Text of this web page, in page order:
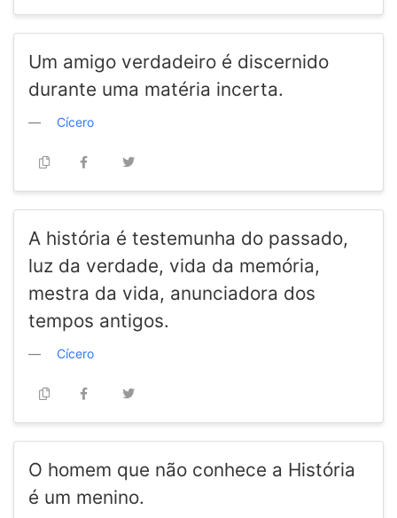
Um amigo verdadeiro é discernido
durante uma matéria incerta.
Cícero
A história é testemunha do passado,
luz da verdade, vida da memória,
mestra da vida, anunciadora dos
tempos antigos.
Cícero
O homem que não conhece a História
é um menino.